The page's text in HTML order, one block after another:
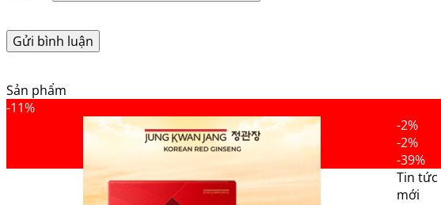
Sản phẩm
-11%
-2%
-2%
-39%
Tin tức
mới